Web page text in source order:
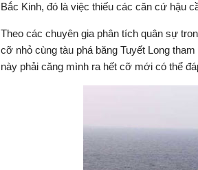
Bắc Kinh, đó là việc thiếu các căn cứ hậu
Theo các chuyên gia phân tích quân sự
cỡ nhỏ cùng tàu phá băng Tuyết Long
này phải căng mình ra hết cỡ mới có thể